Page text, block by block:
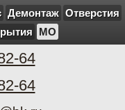
Демонтаж Отверстия
МО
64
64